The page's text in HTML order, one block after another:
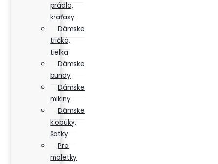
prádlo,
kraťasy
Dámske
tričká,
tielka
Dámske
bundy
Dámske
mikiny
Dámske
klobúky,
šatky
Pre
moletky